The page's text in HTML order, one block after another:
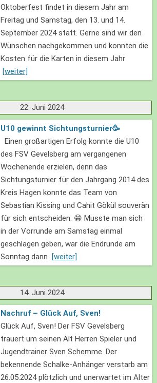
Oktoberfest findet in diesem Jahr am
Freitag und Samstag, den 13. und 14.
September 2024 statt. Gerne sind wir den
Wünschen nachgekommen und konnten die
Kosten für die Karten in diesem Jahr
[weiter]
22. Juni 2024
U10 gewinnt Sichtungsturnier🥳
Einen großartigen Erfolg konnte die U10
des FSV Gevelsberg am vergangenen
Wochenende erzielen, denn das
Sichtungsturnier für den Jahrgang 2014 des
Kreis Hagen konnte das Team von
Sebastian Kissing und Cahit Gökül souverän
für sich entscheiden. 😁 Musste man sich
in der Vorrunde am Samstag einmal
geschlagen geben, war die Endrunde am
Sonntag dann
[weiter]
14. Juni 2024
Nachruf – Glück Auf, Sven!
Glück Auf, Sven! Der FSV Gevelsberg
trauert um seinen Alt Herren Spieler und
Jugendtrainer Sven Schemme. Der
bekennende Schalke-Anhänger verstarb am
26.05.2024 plötzlich und unerwartet im Alter